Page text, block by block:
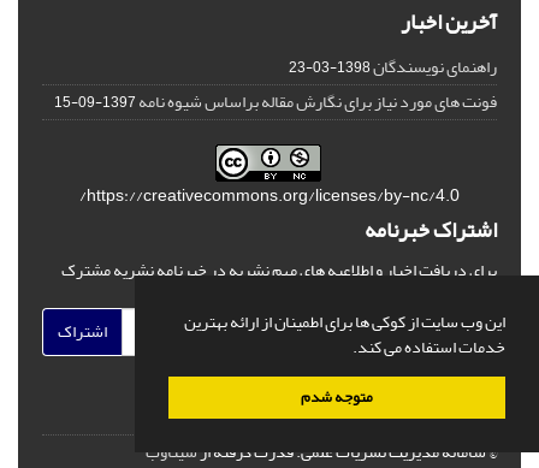
این وب سایت از کوکی ها برای اطمینان از ارائه بهترین
خدمات استفاده می کند.
متوجه شدم
آخرین اخبار
راهنمای نویسندگان1398-03-23
فونت های مورد نیاز برای نگارش مقاله براساس شیوه نامه1397-09-15
https://creativecommons.org/licenses/by-nc/4.0/
اشتراک خبرنامه
برای دریافت اخبار و اطلاعیه های مهم نشریه در خبرنامه نشریه مشترک
اشتراک
© سامانه مدیریت نشریات علمی.قدرت گرفته ازسیناوب